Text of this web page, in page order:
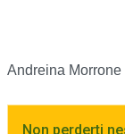
Andreina
Non perderti